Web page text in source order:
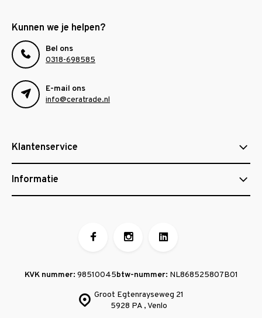
Kunnen we je helpen?
Bel ons
0318-698585
E-mail ons
info@ceratrade.nl
Klantenservice
Informatie
Groot Egtenrayseweg 21
5928 PA , Venlo
KVK nummer: 98510045btw-nummer: NL868525807B01